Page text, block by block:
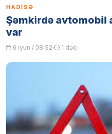
HADISƏ
Şəmkirdə avtomobil
var
6 iyun / 08:52 1 dəq